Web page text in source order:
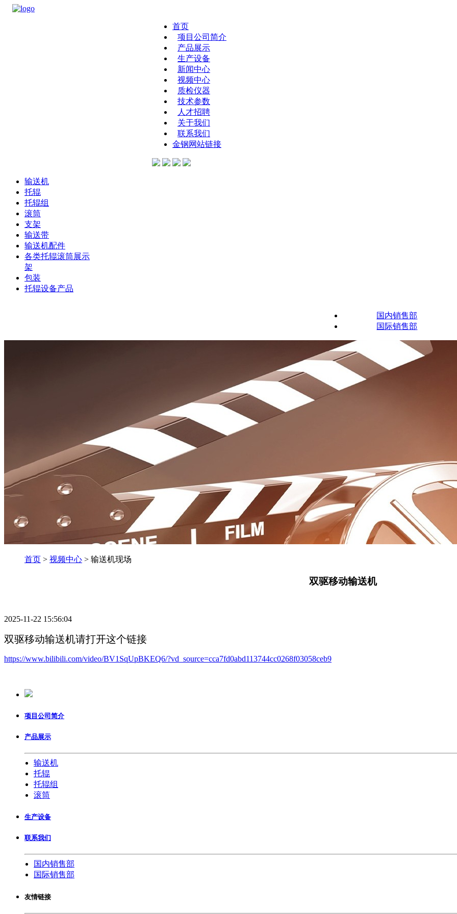
首页
项目公司简介
产品展示
生产设备
新闻中心
视频中心
质检仪器
技术参数
人才招聘
关于我们
联系我们
金钢网站链接
输送机
托辊
托辊组
滚筒
支架
输送带
输送机配件
各类托辊滚筒展示
架
包装
托辊设备产品
国内销售部
国际销售部
首页 > 视频中心 > 输送机现场
双驱移动输送机
2025-11-22 15:56:04
双驱移动输送机请打开这个链接
https://www.bilibili.com/video/BV1SqUpBKEQ6/?vd_source=cca7fd0abd113744cc0268f03058ceb9
项目公司简介
产品展示
输送机
托辊
托辊组
滚筒
生产设备
联系我们
国内销售部
国际销售部
友情链接